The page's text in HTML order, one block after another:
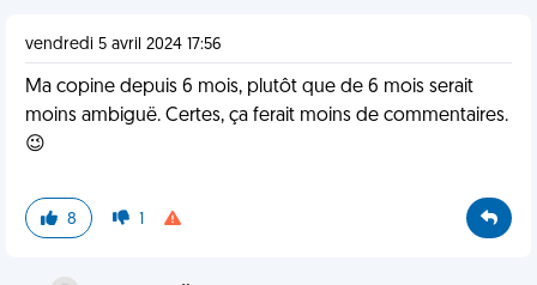
vendredi 5 avril 2024 17:56
Ma copine depuis 6 mois, plutôt que de 6 mois serait
moins ambiguë. Certes, ça ferait moins de commentaires.
😉
8 1